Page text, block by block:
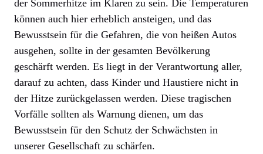
der Sommerhitze im Klaren zu sein. Die Temperaturen
können auch hier erheblich ansteigen, und das
Bewusstsein für die Gefahren, die von heißen Autos
ausgehen, sollte in der gesamten Bevölkerung
geschärft werden. Es liegt in der Verantwortung aller,
darauf zu achten, dass Kinder und Haustiere nicht in
der Hitze zurückgelassen werden. Diese tragischen
Vorfälle sollten als Warnung dienen, um das
Bewusstsein für den Schutz der Schwächsten in
unserer Gesellschaft zu schärfen.